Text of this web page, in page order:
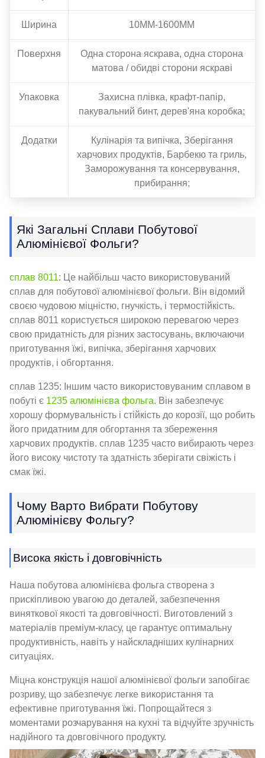
Ширина 10ММ-1600ММ
Поверхня
Одна сторона яскрава, одна сторона
матова / обидві сторони яскраві
Упаковка
Захисна плівка, крафт-папір,
пакувальний бинт, дерев'яна коробка;
Додатки
Кулінарія та випічка, Зберігання
харчових продуктів, Барбекю та гриль,
Заморожування та консервування,
прибирання;
Які Загальні Сплави Побутової
Алюмінієвої Фольги?
сплав 8011: Це найбільш часто використовуваний
сплав для побутової алюмінієвої фольги. Він відомий
своєю чудовою міцністю, гнучкість, і термостійкість.
сплав 8011 користується широкою перевагою через
свою придатність для різних застосувань, включаючи
приготування їжі, випічка, зберігання харчових
продуктів, і обгортання.
сплав 1235: Іншим часто використовуваним сплавом в
побуті є 1235 алюмінієва фольга. Він забезпечує
хорошу формувальність і стійкість до корозії, що робить
його придатним для обгортання та збереження
харчових продуктів. сплав 1235 часто вибирають через
його високу чистоту та здатність зберігати свіжість і
смак їжі.
Чому Варто Вибрати Побутову
Алюмінієву Фольгу?
Висока якість і довговічність
Наша побутова алюмінієва фольга створена з
прискіпливою увагою до деталей, забезпечення
виняткової якості та довговічності. Виготовлений з
матеріалів преміум-класу, це гарантує оптимальну
продуктивність, навіть у найскладніших кулінарних
ситуаціях.
Міцна конструкція нашої алюмінієвої фольги запобігає
розриву, що забезпечує легке використання та
ефективне приготування їжі. Попрощайтеся з
моментами розчарування на кухні та відчуйте зручність
надійного та довговічного продукту.